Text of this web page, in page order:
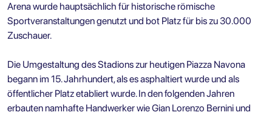
Arena wurde hauptsächlich für historische römische
Sportveranstaltungen genutzt und bot Platz für bis zu 30.000
Zuschauer.
Die Umgestaltung des Stadions zur heutigen Piazza Navona
begann im 15. Jahrhundert, als es asphaltiert wurde und als
öffentlicher Platz etabliert wurde. In den folgenden Jahren
erbauten namhafte Handwerker wie Gian Lorenzo Bernini und